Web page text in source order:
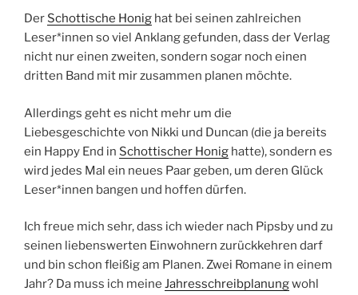
Der Schottische Honig hat bei seinen zahlreichen
Leser*innen so viel Anklang gefunden, dass der Verlag
nicht nur einen zweiten, sondern sogar noch einen
dritten Band mit mir zusammen planen möchte.
Allerdings geht es nicht mehr um die
Liebesgeschichte von Nikki und Duncan (die ja bereits
ein Happy End in Schottischer Honig hatte), sondern es
wird jedes Mal ein neues Paar geben, um deren Glück
Leser*innen bangen und hoffen dürfen.
Ich freue mich sehr, dass ich wieder nach Pipsby und zu
seinen liebenswerten Einwohnern zurückkehren darf
und bin schon fleißig am Planen. Zwei Romane in einem
Jahr? Da muss ich meine Jahresschreibplanungwohl